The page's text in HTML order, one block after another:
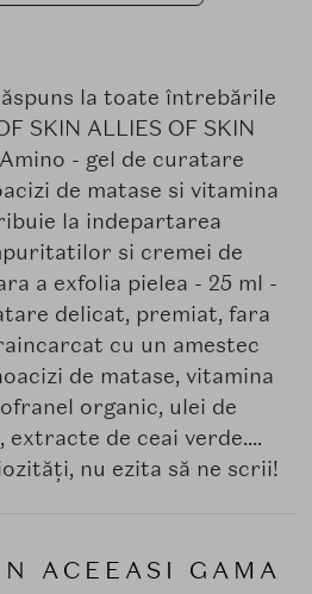
la toate întrebările
SKIN ALLIES OF SKIN
- gel de curatare
de matase si vitamina
la indepartarea
si cremei de
a exfolia pielea - 25 ml -
delicat, premiat, fara
cu un amestec
de matase, vitamina
organic, ulei de
extracte de ceai verde....
nu ezita să ne scrii!
ACEEASI GAMA